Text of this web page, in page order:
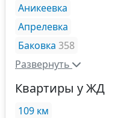
Аникеевка
Апрелевка
Баковка 358
Развернуть
Квартиры у ЖД
109 км